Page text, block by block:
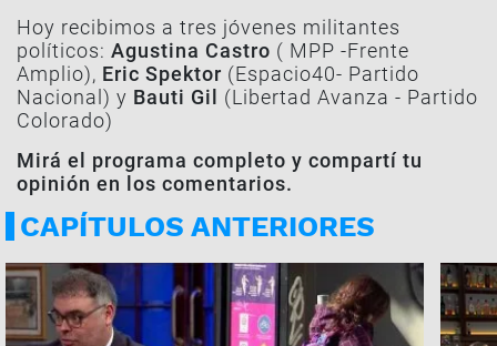
Hoy recibimos a tres jóvenes militantes
políticos: Agustina Castro ( MPP -Frente
Amplio), Eric Spektor (Espacio40- Partido
Nacional) y Bauti Gil
(Libertad Avanza - Partido
Colorado)
Mirá el programa completo y compartí tu
opinión en los comentarios.
CAPÍTULOS ANTERIORES